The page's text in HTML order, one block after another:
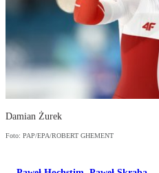
Damian Żurek
Foto: PAP/EPA/ROBERT GHEMENT